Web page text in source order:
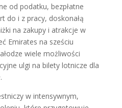
od podatku, bezpłatne
do i z pracy, doskonałą
na zakupy i atrakcje w
Emirates na sześciu
wiele możliwości
ulgi na bilety lotnicze dla
w intensywnym,